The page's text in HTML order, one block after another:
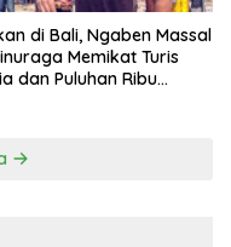
di Bali, Ngaben Massal
Memikat Turis
dan Puluhan Ribu